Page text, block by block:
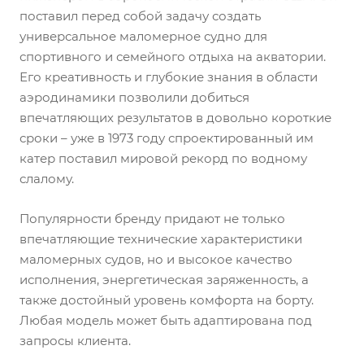
поставил перед собой задачу создать
универсальное маломерное судно для
спортивного и семейного отдыха на акватории.
Его креативность и глубокие знания в области
аэродинамики позволили добиться
впечатляющих результатов в довольно короткие
сроки – уже в 1973 году спроектированный им
катер поставил мировой рекорд по водному
слалому.
Популярности бренду придают не только
впечатляющие технические характеристики
маломерных судов, но и высокое качество
исполнения, энергетическая заряженность, а
также достойный уровень комфорта на борту.
Любая модель может быть адаптирована под
запросы клиента.